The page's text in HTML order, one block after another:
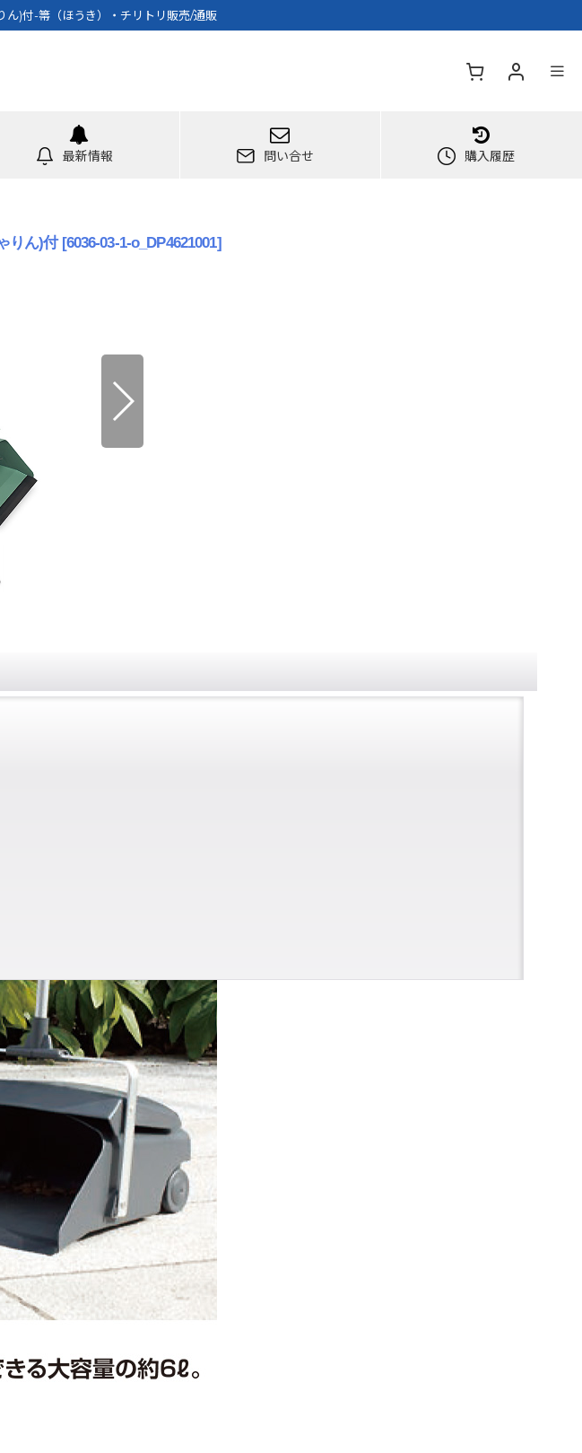
ん)付-箒（ほうき）・チリトリ販売/通販
最新情報 問い合せ 購入履歴
りん)付 [6036-03-1-o_DP4621001]